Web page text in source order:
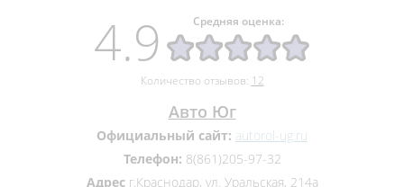
Средняя оценка:
4.9
Количество отзывов: 12
Авто Юг
Официальный сайт: autorol-ug.ru
Телефон: 8(861)205-97-32
Адресг.Краснодар, ул. Уральская, 214а